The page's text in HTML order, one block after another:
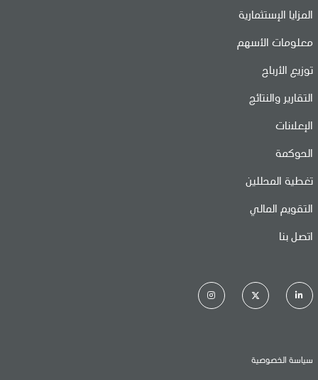
المزايا الإستثمارية
معلومات الأسهم
توزيع الأرباح
التقارير والنتائج
الإعلانات
الحوكمة
تغطية المحللين
التقويم المالي
اتصل بنا
سياسة الخصوصية